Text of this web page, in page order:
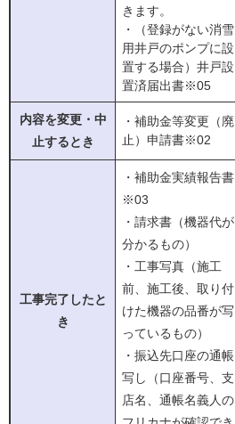
きます。
・（登録がない消雪
用井戸のポンプに設
置する場合）井戸設
置済届出書※05
内容を変更・中
止するとき
・補助金等変更（廃
止）申請書※02
工事完了したと
き
・補助金実績報告書
※03
・請求書（機器代が
分かるもの）
・工事写真（施工
前、施工後、取り付
けた機器の品番が写
っているもの）
​・振込先口座の通帳
写し（口座番号、支
店名、通帳名義人の